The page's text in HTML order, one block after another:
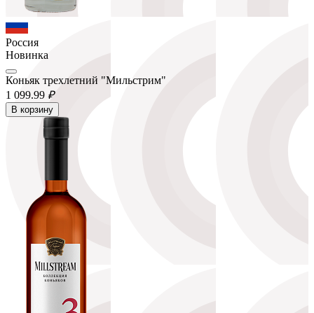
Россия
Новинка
Коньяк трехлетний "Мильстрим"
1 099.99 ₽
В корзину